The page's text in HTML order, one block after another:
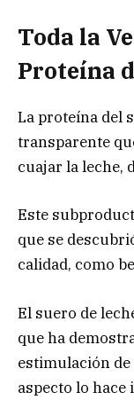
Toda la
Proteína
La proteína del
transparente
cuajar la leche,
Este
que se
calidad, como
El suero de
que ha
estimulación
aspecto lo